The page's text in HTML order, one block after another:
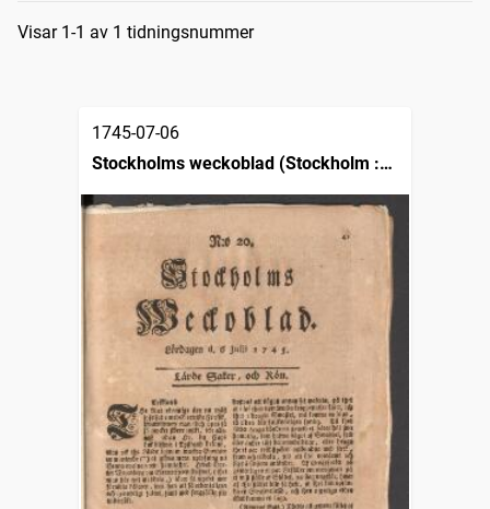
Sökresultat
Visar 1-1 av 1 tidningsnummer
1745-07-06
Stockholms weckoblad (Stockholm :
1745)